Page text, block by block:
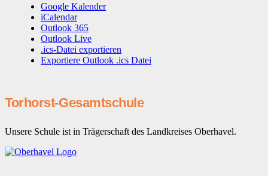
Google Kalender
iCalendar
Outlook 365
Outlook Live
.ics-Datei exportieren
Exportiere Outlook .ics Datei
Torhorst-Gesamtschule
Unsere Schule ist in Trägerschaft des Landkreises Oberhavel.